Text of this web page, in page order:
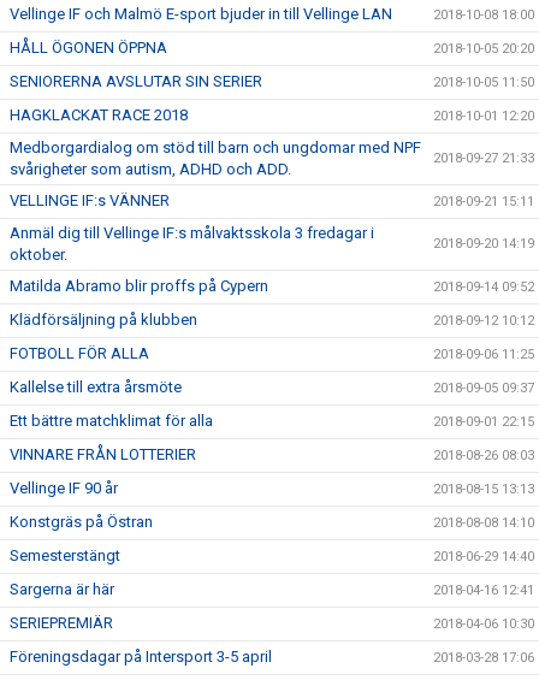
Vellinge IF och Malmö E-sport bjuder in till Vellinge LAN 2018-10-08 18:00
HÅLL ÖGONEN ÖPPNA 2018-10-05 20:20
SENIORERNA AVSLUTAR SIN SERIER 2018-10-05 11:50
HAGKLACKAT RACE 2018 2018-10-01 12:20
Medborgardialog om stöd till barn och ungdomar med NPF
svårigheter som autism, ADHD och ADD.
2018-09-27 21:33
VELLINGE IF:s VÄNNER 2018-09-21 15:11
Anmäl dig till Vellinge IF:s målvaktsskola 3 fredagar i
oktober.
2018-09-20 14:19
Matilda Abramo blir proffs på Cypern 2018-09-14 09:52
Klädförsäljning på klubben 2018-09-12 10:12
FOTBOLL FÖR ALLA 2018-09-06 11:25
Kallelse till extra årsmöte 2018-09-05 09:37
Ett bättre matchklimat för alla 2018-09-01 22:15
VINNARE FRÅN LOTTERIER 2018-08-26 08:03
Vellinge IF 90 år 2018-08-15 13:13
Konstgräs på Östran 2018-08-08 14:10
Semesterstängt 2018-06-29 14:40
Sargerna är här 2018-04-16 12:41
SERIEPREMIÄR 2018-04-06 10:30
Föreningsdagar på Intersport 3-5 april 2018-03-28 17:06